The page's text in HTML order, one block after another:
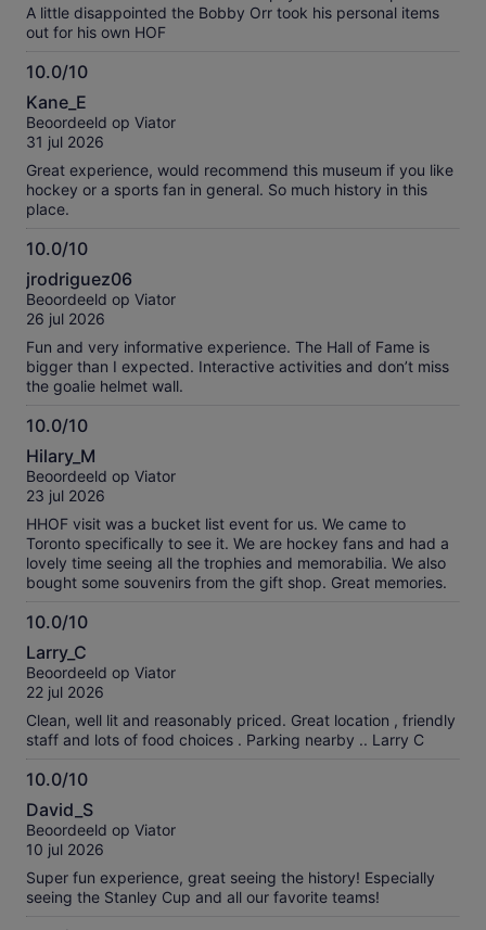
A little disappointed the Bobby Orr took his personal items
out for his own HOF
10.0/10
10.0
van
10
Kane_E
Beoordeeld op Viator
31 jul 2026
Great experience, would recommend this museum if you like
hockey or a sports fan in general. So much history in this
place.
10.0/10
10.0
van
10
jrodriguez06
Beoordeeld op Viator
26 jul 2026
Fun and very informative experience. The Hall of Fame is
bigger than I expected. Interactive activities and don’t miss
the goalie helmet wall.
10.0/10
10.0
van
10
Hilary_M
Beoordeeld op Viator
23 jul 2026
HHOF visit was a bucket list event for us. We came to
Toronto specifically to see it. We are hockey fans and had a
lovely time seeing all the trophies and memorabilia. We also
bought some souvenirs from the gift shop. Great memories.
10.0/10
10.0
van
10
Larry_C
Beoordeeld op Viator
22 jul 2026
Clean, well lit and reasonably priced. Great location , friendly
staff and lots of food choices . Parking nearby .. Larry C
10.0/10
10.0
van
10
David_S
Beoordeeld op Viator
10 jul 2026
Super fun experience, great seeing the history! Especially
seeing the Stanley Cup and all our favorite teams!